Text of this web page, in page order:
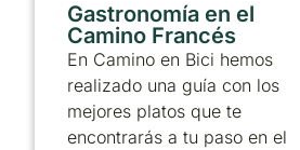
Gastronomía en el
Camino Francés
En Camino en Bici hemos
realizado una guía con los
mejores platos que te
encontrarás a tu paso en el